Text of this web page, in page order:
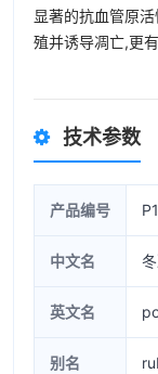
显著的抗血管原
殖并诱导凋亡,更
技术参数
产品编号
中文名
英文名
别名